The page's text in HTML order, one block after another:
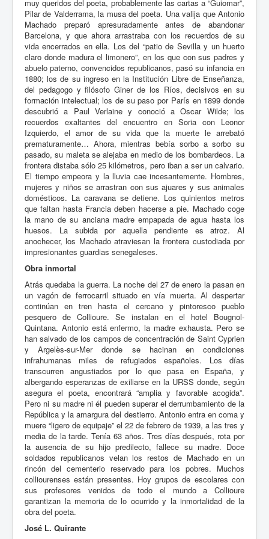
muy queridos del poeta, probablemente las cartas a “Guiomar”,
Pilar de Valderrama, la musa del poeta. Una valija que Antonio
Machado preparó apresuradamente antes de abandonar
Barcelona, y que ahora arrastraba con los recuerdos de su
vida encerrados en ella. Los del “patio de Sevilla y un huerto
claro donde madura el limonero”, en los que con sus padres y
abuelo paterno, convencidos republicanos, pasó su infancia en
1880; los de su ingreso en la Institución Libre de Enseñanza,
del pedagogo y filósofo Giner de los Ríos, decisivos en su
formación intelectual; los de su paso por París en 1899 donde
descubrió a Paul Verlaine y conoció a Oscar Wilde; los
recuerdos exaltantes del encuentro en Soria con Leonor
Izquierdo, el amor de su vida que la muerte le arrebató
prematuramente… Ahora, mientras bebía sorbo a sorbo su
pasado, su maleta se alejaba en medio de los bombardeos. La
frontera distaba sólo 25 kilómetros, pero iban a ser un calvario.
El tiempo empeora y la lluvia cae incesantemente. Hombres,
mujeres y niños se arrastran con sus ajuares y sus animales
domésticos. La caravana se detiene. Los quinientos metros
que faltan hasta Francia deben hacerse a pie. Machado coge
la mano de su anciana madre empapada de agua hasta los
huesos. La subida por aquella pendiente es atroz. Al
anochecer, los Machado atraviesan la frontera custodiada por
impresionantes guardias senegaleses.
Obra inmortal
Atrás quedaba la guerra. La noche del 27 de enero la pasan en
un vagón de ferrocarril situado en vía muerta. Al despertar
continúan en tren hasta el cercano y pintoresco pueblo
pesquero de Collioure. Se instalan en el hotel Bougnol-
Quintana. Antonio está enfermo, la madre exhausta. Pero se
han salvado de los campos de concentración de Saint Cyprien
y Argelès-sur-Mer donde se hacinan en condiciones
infrahumanas miles de refugiados españoles. Los días
transcurren angustiados por lo que pasa en España, y
albergando esperanzas de exiliarse en la URSS donde, según
asegura el poeta, encontrará “amplia y favorable acogida”.
Pero ni su madre ni él pueden superar el derrumbamiento de la
República y la amargura del destierro. Antonio entra en coma y
muere “ligero de equipaje” el 22 de febrero de 1939, a las tres y
media de la tarde. Tenía 63 años. Tres días después, rota por
la ausencia de su hijo predilecto, fallece su madre. Doce
soldados republicanos velan los restos de Machado en un
rincón del cementerio reservado para los pobres. Muchos
colliourenses están presentes. Hoy grupos de escolares con
sus profesores venidos de todo el mundo a Collioure
garantizan la memoria de lo ocurrido y la inmortalidad de la
obra del poeta.
José L. Quirante